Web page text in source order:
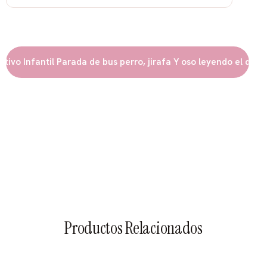
Regalos originales
Infantil Parada de bus perro, jirafa Y oso leyendo el diario
Productos Relacionados